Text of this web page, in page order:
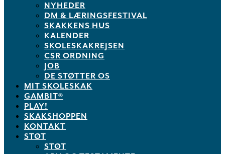
NYHEDER
DM & LÆRINGSFESTIVAL
SKAKKENS HUS
KALENDER
SKOLESKAKREJSEN
CSR ORDNING
JOB
DE STØTTER OS
MIT SKOLESKAK
GAMBIT®
PLAY!
SKAKSHOPPEN
KONTAKT
STØT
STØT